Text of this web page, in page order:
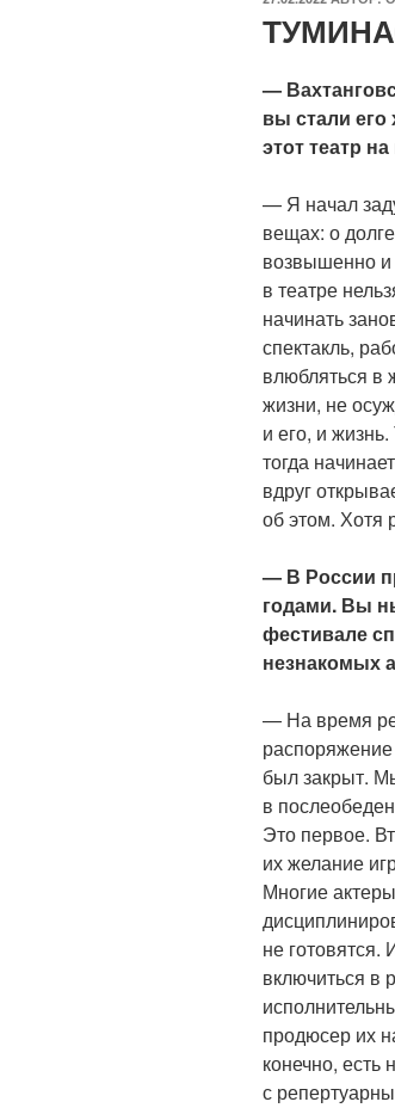
—
вы стали
этот театр
— Я начал
вещах: о
возвышенно
в театре
начинать
спектакль,
влюбляться в
жизни, не
и его, и
тогда
вдруг
об этом. Хотя
— В России
годами. Вы
фестивале
незнакомых
— На время
был закрыт.
в
Это первое.
их желание
Многие
не готовятся.
включиться в
продюсер их
конечно,
с